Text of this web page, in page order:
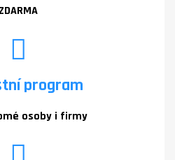
ZDARMA
program
osoby i firmy